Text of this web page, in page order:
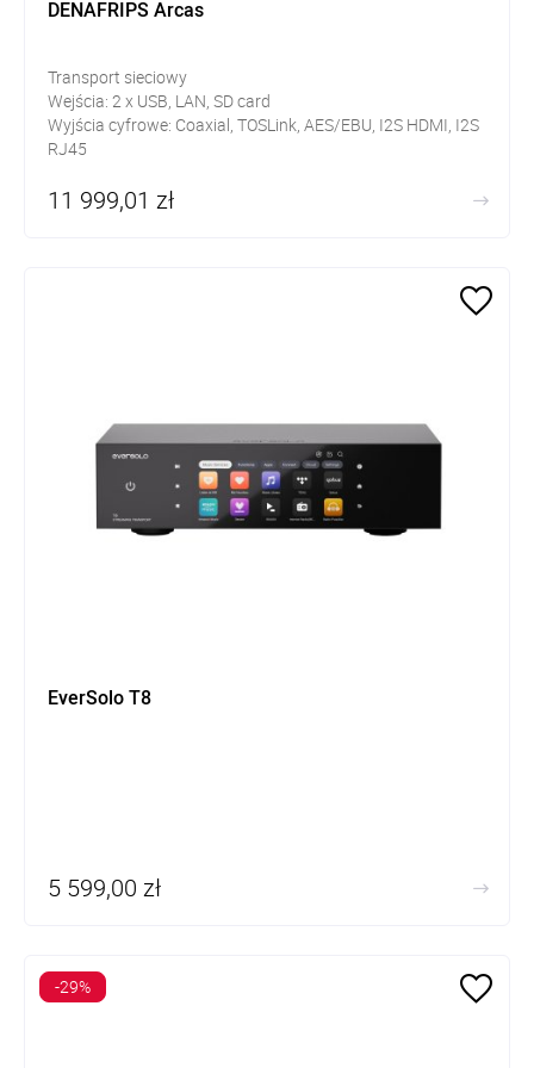
DENAFRIPS Arcas
Transport sieciowy
Wejścia: 2 x USB, LAN, SD card
Wyjścia cyfrowe: Coaxial, TOSLink, AES/EBU, I2S HDMI, I2S
RJ45
11 999,01 zł
EverSolo T8
5 599,00 zł
-29%